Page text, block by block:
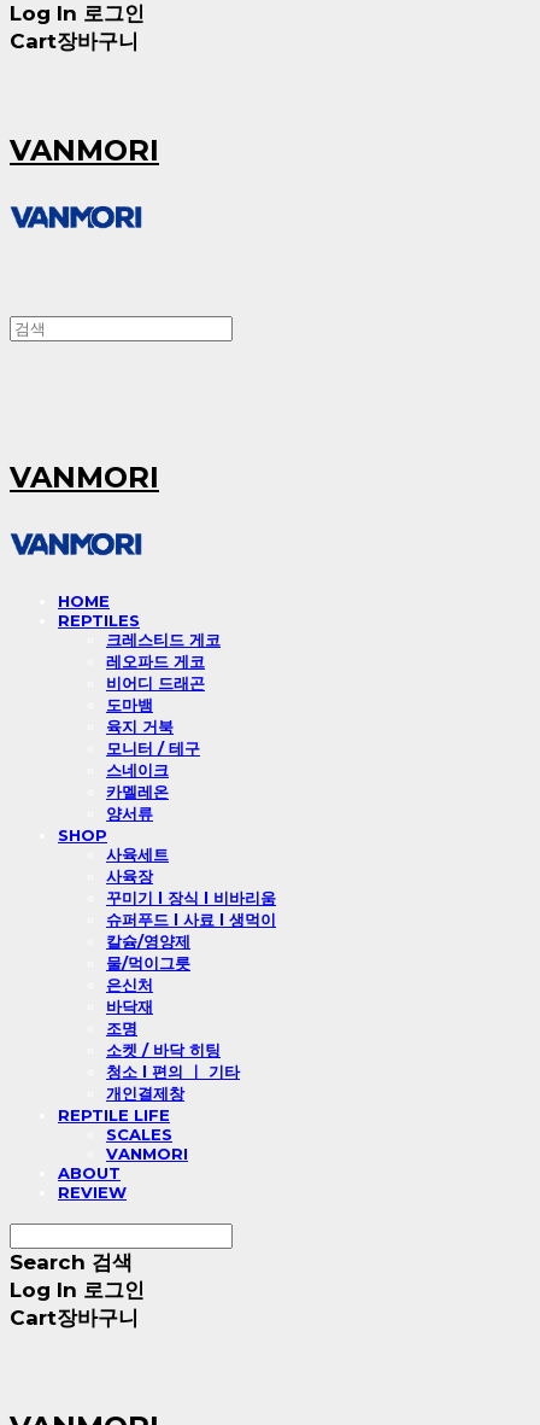
Log In 로그인
Cart장바구니
VANMORI
VANMORI
HOME
REPTILES
크레스티드 게코
레오파드 게코
비어디 드래곤
도마뱀
육지 거북
모니터 / 테구
스네이크
카멜레온
양서류
SHOP
사육세트
사육장
꾸미기 l 장식 l 비바리움
슈퍼푸드 l 사료 l 생먹이
칼슘/영양제
물/먹이그릇
은신처
바닥재
조명
소켓 / 바닥 히팅
청소 l 편의 ㅣ 기타
개인결제창
REPTILE LIFE
SCALES
VANMORI
ABOUT
REVIEW
Search 검색
Log In 로그인
Cart장바구니